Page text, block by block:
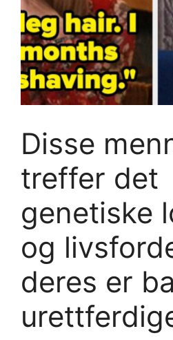
Disse
treffer det
genetiske
og
deres er